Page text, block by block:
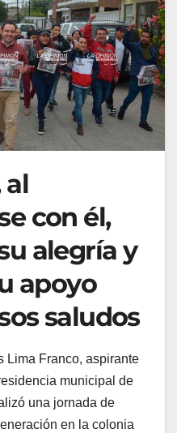
al
con él,
alegría y
apoyo
saludos
Lima Franco, aspirante
municipal de
una jornada de
en la colonia